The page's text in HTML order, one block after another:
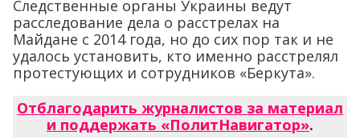
Следственные органы Украины ведут
расследование дела о расстрелах на
Майдане с 2014 года, но до сих пор так и не
удалось установить, кто именно расстрелял
протестующих и сотрудников «Беркута».
Отблагодарить журналистов за материал
и поддержать «ПолитНавигатор».